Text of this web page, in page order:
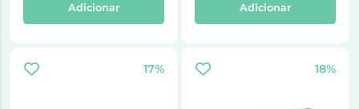
Adicionar Adicionar
17% 18%